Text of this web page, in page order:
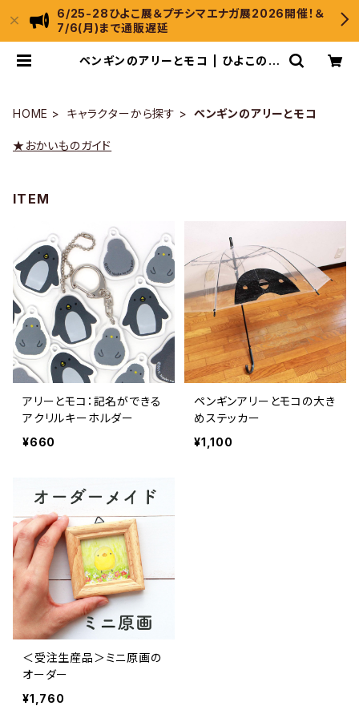
6/25-28ひよこ展＆プチシマエナガ展2026開催！＆
7/6(月)まで通販遅延
ペンギンのアリーとモコ | ひよこのも
HOME キャラクターから探す ペンギンのアリーとモコ
★おかいものガイド
ITEM
アリーとモコ：記名ができる
アクリルキーホルダー
¥660
ペンギンアリーとモコの大き
めステッカー
¥1,100
＜受注生産品＞ミニ原画の
オーダー
¥1,760